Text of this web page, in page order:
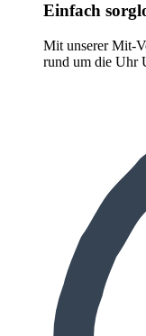
Einfach
Mit unserer Mit-
rund um die Uhr